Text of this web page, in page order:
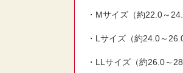
・Mサイズ（約22.0～
・Lサイズ（約24.0～
・LLサイズ（約26.0～